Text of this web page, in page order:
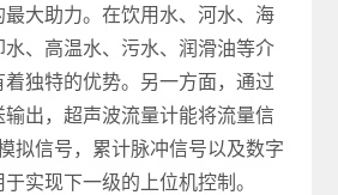
大助力。在饮用水、河水、海
、高温水、污水、润滑油等介
独特的优势。另一方面，通过
出，超声波流量计能将流量信
拟信号，累计脉冲信号以及数字
实现下一级的上位机控制。